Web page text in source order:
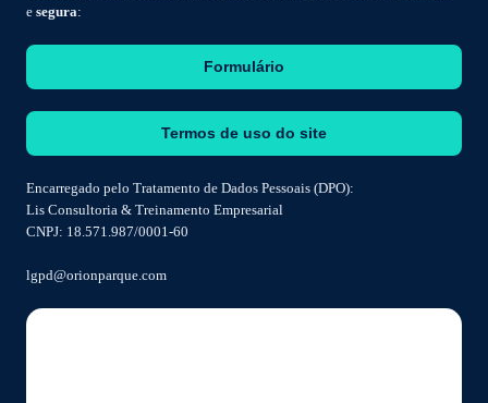
e segura:
Formulário
Termos de uso do site
Encarregado pelo Tratamento de Dados Pessoais (DPO):
Lis Consultoria & Treinamento Empresarial
CNPJ: 18.571.987/0001-60
lgpd@orionparque.com